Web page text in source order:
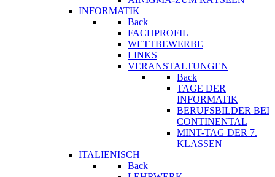
INFORMATIK
Back
FACHPROFIL
WETTBEWERBE
LINKS
VERANSTALTUNGEN
Back
TAGE DER
INFORMATIK
BERUFSBILDER BEI
CONTINENTAL
MINT-TAG DER 7.
KLASSEN
ITALIENISCH
Back